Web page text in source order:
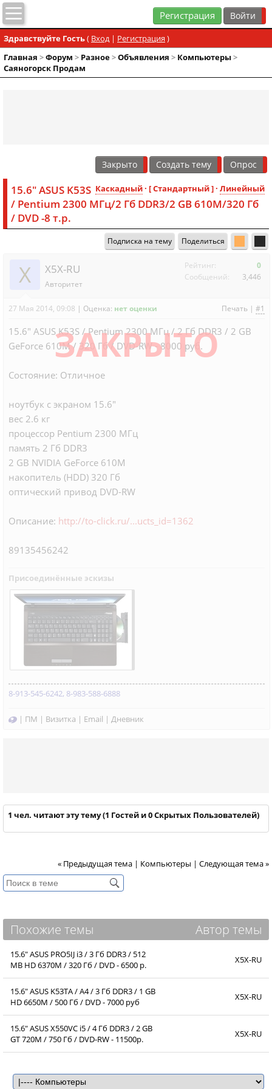
Регистрация
Здравствуйте Гость( Вход| Регистрация )
Главная >Форум > Разное>Объявления > Компьютеры >
Саяногорск Продам
Закрыто Создать тему Опрос
Каскадный· [ Стандартный ] · Линейный
15.6" ASUS K53S
/ Pentium 2300 МГц/2 Гб DDR3/2 GB 610M/320 Гб
/ DVD -8 т.р.
Подписка на тему Поделиться
X X5X-RU
Авторитет
Рейтинг:
0
Сообщений:
3,446
Печать | #1
27 Мая 2014, 09:08 | Оценка: нет оценки
ЗАКРЫТО
15.6" ASUS K53S / Pentium 2300 МГц / 2 Гб DDR3 / 2 GB
GeForce 610M / 320 Гб / DVD-RW - 8000 руб.
Состояние: Отличное
ноутбук c экраном 15.6"
вес 2.6 кг
процессор Pentium 2300 МГц
память 2 Гб DDR3
2 GB NVIDIA GeForce 610M
накопитель (HDD) 320 Гб
оптический привод DVD-RW
Описание: http://to-click.ru/...ucts_id=1362
89135456242
Присоединённые эскизы
8-913-545-6242, 8-983-588-6888
| ПМ | Визитка | Email | Дневник
1 чел. читают эту тему (1 Гостей и 0 Скрытых Пользователей)
« Предыдущая тема | Компьютеры | Следующая тема »
Похожие темы Автор темы
15.6" ASUS PRO5IJ i3 / 3 Гб DDR3 / 512
MB HD 6370M / 320 Гб / DVD - 6500 р.
X5X-RU
15.6" ASUS K53TA / A4 / 3 Гб DDR3 / 1 GB
HD 6650M / 500 Гб / DVD - 7000 руб
X5X-RU
15.6" ASUS X550VC i5 / 4 Гб DDR3 / 2 GB
GT 720M / 750 Гб / DVD-RW - 11500р.
X5X-RU